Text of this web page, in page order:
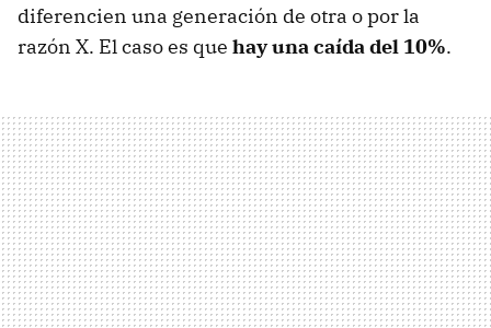
diferencien una generación de otra o por la
razón X. El caso es que hay una caída del 10%.